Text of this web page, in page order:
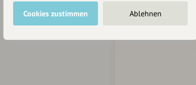
Cookies zustimmen Ablehnen